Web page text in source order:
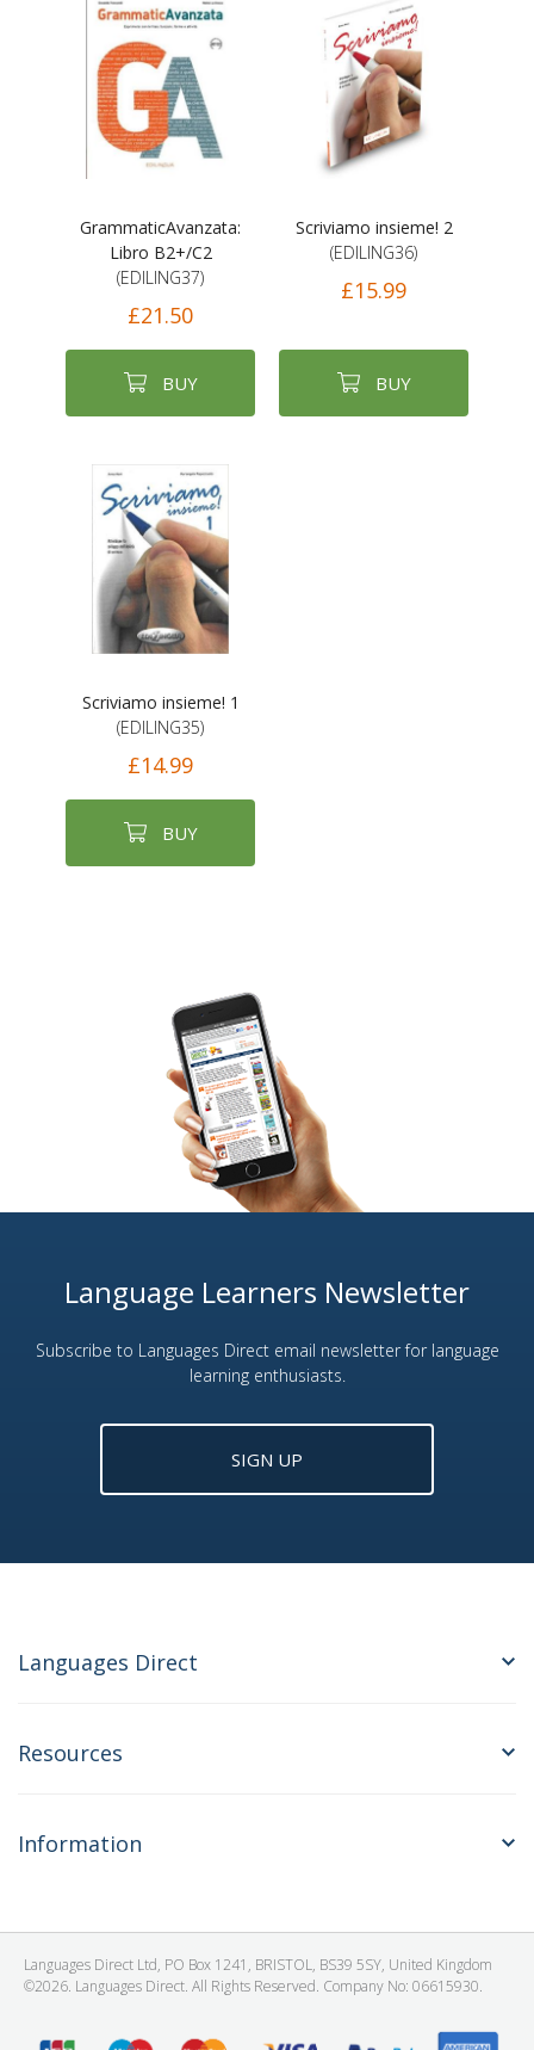
GrammaticAvanzata:
Libro B2+/C2
(EDILING37)
£21.50
BUY
Scriviamo insieme! 2
(EDILING36)
£15.99
BUY
Scriviamo insieme! 1
(EDILING35)
£14.99
BUY
Language Learners Newsletter
Subscribe to Languages Direct email newsletter for language
learning enthusiasts.
SIGN UP
Languages Direct
Resources
Information
Languages Direct Ltd, PO Box 1241, BRISTOL, BS39 5SY, United Kingdom
©2026. Languages Direct. All Rights Reserved. Company No: 06615930.